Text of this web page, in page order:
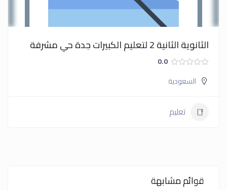
الثانوية الثانية 2 لتعليم الكبيرات جدة حي مشرفة
0.0
السعودية
تعليم
قوائم مشابهة